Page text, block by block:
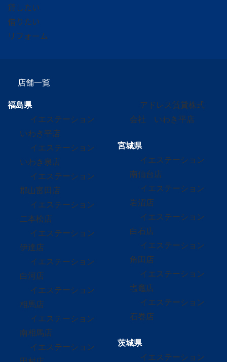
貸したい
借りたい
リフォーム
店舗一覧
福島県
イエステーション
いわき平店
イエステーション
いわき泉店
イエステーション
郡山富田店
イエステーション
二本松店
イエステーション
伊達店
イエステーション
白河店
イエステーション
相馬店
イエステーション
南相馬店
イエステーション
アドレス賃貸株式
会社 いわき平店
宮城県
イエステーション
南仙台店
イエステーション
岩沼店
イエステーション
白石店
イエステーション
角田店
イエステーション
塩竈店
イエステーション
石巻店
茨城県
イエステーション